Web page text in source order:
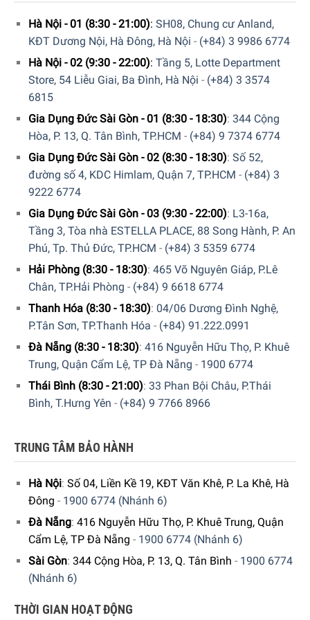
Life plus zone -0 ° C: một vùng nhiệt độ được kiểm soát
Hà Nội - 01 (8:30 - 21:00): SH08, Chung cư Anland,
KĐT Dương Nội, Hà Đông, Hà Nội - (+84) 3 9986 6774
Hà Nội - 02 (9:30 - 22:00): Tầng 5, Lotte Department
Store, 54 Liễu Giai, Ba Đình, Hà Nội - (+84) 3 3574
6815
Gia Dụng Đức Sài Gòn - 01 (8:30 - 18:30): 344 Cộng
Hòa, P. 13, Q. Tân Bình, TP.HCM - (+84) 9 7374 6774
Gia Dụng Đức Sài Gòn - 02 (8:30 - 18:30): Số 52,
đường số 4, KDC Himlam, Quận 7, TP.HCM - (+84) 3
9222 6774
Gia Dụng Đức Sài Gòn - 03 (9:30 - 22:00): L3-16a,
Tầng 3, Tòa nhà ESTELLA PLACE, 88 Song Hành, P. An
Phú, Tp. Thủ Đức, TP.HCM - (+84) 3 5359 6774
Hải Phòng (8:30 - 18:30): 465 Võ Nguyên Giáp, P.Lê
Chân, TP.Hải Phòng - (+84) 9 6618 6774
Thanh Hóa (8:30 - 18:30): 04/06 Dương Đình Nghệ,
P.Tân Sơn, TP.Thanh Hóa - (+84) 91.222.0991
Đà Nẵng (8:30 - 18:30): 416 Nguyễn Hữu Thọ, P. Khuê
Trung, Quận Cẩm Lệ, TP Đà Nẵng - 1900 6774
Thái Bình (8:30 - 21:00): 33 Phan Bội Châu, P.Thái
Bình, T.Hưng Yên - (+84) 9 7766 8966
TRUNG TÂM BẢO HÀNH
Hà Nội: Số 04, Liền Kề 19, KĐT Văn Khê, P. La Khê, Hà
Đông - 1900 6774 (Nhánh 6)
Đà Nẵng: 416 Nguyễn Hữu Thọ, P. Khuê Trung, Quận
Cẩm Lệ, TP Đà Nẵng - 1900 6774 (Nhánh 6)
Sài Gòn: 344 Cộng Hòa, P. 13, Q. Tân Bình - 1900 6774
(Nhánh 6)
THỜI GIAN HOẠT ĐỘNG